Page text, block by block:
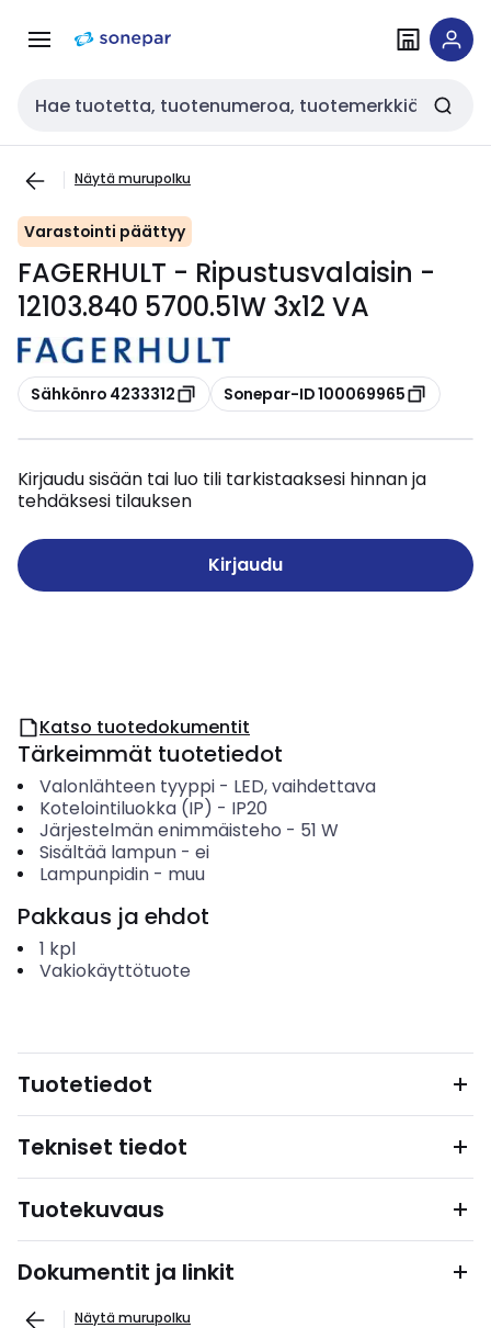
navigointiinsisältöön
Haku
Näytä murupolku
Varastointi päättyy
FAGERHULT - Ripustusvalaisin -
12103.840 5700.51W 3x12 VA
Kopioi
Sähkönro 4233312 Kopioi
Sonepar-ID 100069965
Kirjaudu sisään tai luo tili tarkistaaksesi hinnan ja
tehdäksesi tilauksen
Kirjaudu
Katso tuotedokumentit
Tärkeimmät tuotetiedot
Valonlähteen tyyppi- LED, vaihdettava
Kotelointiluokka (IP) - IP20
Järjestelmän enimmäisteho - 51 W
Sisältää lampun- ei
Lampunpidin- muu
Pakkaus ja ehdot
1 kpl
Vakiokäyttötuote
Tuotetiedot
Tekniset tiedot
Tuotekuvaus
Dokumentit ja linkit
Näytä murupolku